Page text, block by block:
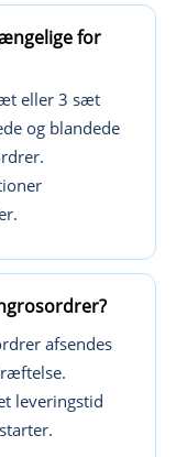
for
eller 3 sæt
og blandede
afsendes
leveringstid